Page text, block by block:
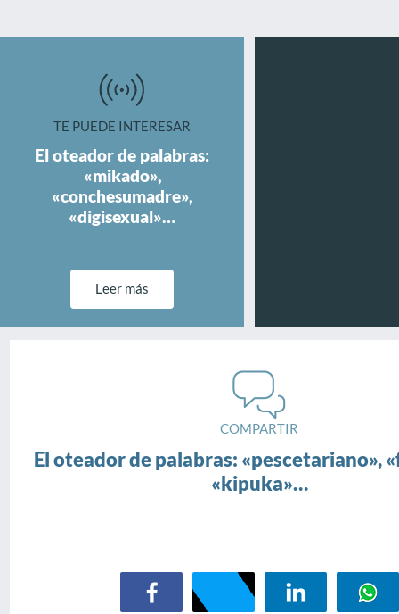
TE PUEDE INTERESAR
El oteador de palabras:
«mikado»,
«conchesumadre»,
«digisexual»…
Leer más
COMPARTIR
El oteador de palabras: «pescetariano»,
«kipuka»…